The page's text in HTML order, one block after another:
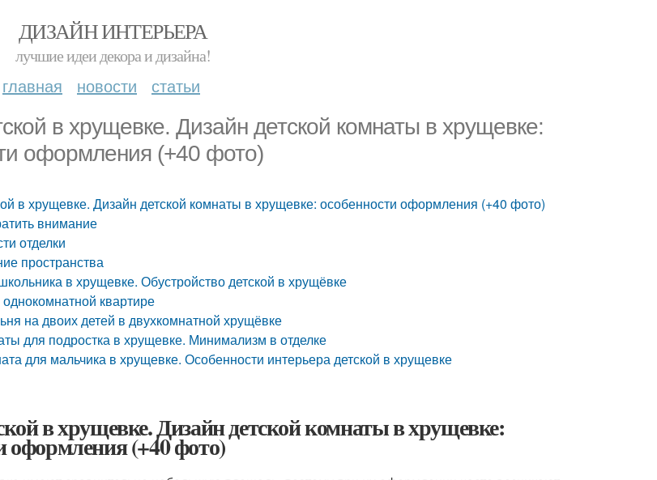
ДИЗАЙН ИНТЕРЬЕРА
лучшие идеи декора и дизайна!
главная новости статьи
в хрущевке. Дизайн детской комнаты в хрущевке:
оформления (+40 фото)
в хрущевке. Дизайн детской комнаты в хрущевке: особенности оформления (+40 фото)
внимание
отделки
пространства
в хрущевке. Обустройство детской в хрущёвке
квартире
на двоих детей в двухкомнатной хрущёвке
для подростка в хрущевке. Минимализм в отделке
для мальчика в хрущевке. Особенности интерьера детской в хрущевке
в хрущевке. Дизайн детской комнаты в хрущевке:
оформления (+40 фото)